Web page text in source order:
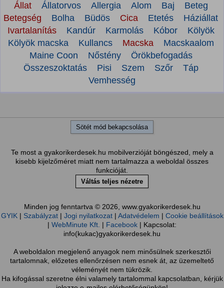
Állat Állatorvos Allergia Alom Baj
Beteg
Betegség
Bolha Büdös Cica Etetés
Háziállat
Ivartalanítás
Kandúr Karmolás Kóbor
Kölyök
Kölyök macska
Kullancs Macska
Macskaalom
Maine Coon
Nőstény
Örökbefogadás
Összeszoktatás
Pisi Szem Szőr
Táp
Vemhesség
Sötét mód bekapcsolása
Te most a gyakorikerdesek.hu mobilverzióját böngészed, mely a
kisebb kijelzőméret miatt nem tartalmazza a weboldal összes
funkcióját.
Váltás teljes nézetre
Minden jog fenntartva © 2026, www.gyakorikerdesek.hu
GYIK| Szabályzat| Jogi nyilatkozat| Adatvédelem | Cookie beállítások
| WebMinute Kft. | Facebook | Kapcsolat:
info(kukac)gyakorikerdesek.hu
A weboldalon megjelenő anyagok nem minősülnek szerkesztői
tartalomnak, előzetes ellenőrzésen nem esnek át, az üzemeltető
véleményét nem tükrözik.
Ha kifogással szeretne élni valamely tartalommal kapcsolatban, kérjük